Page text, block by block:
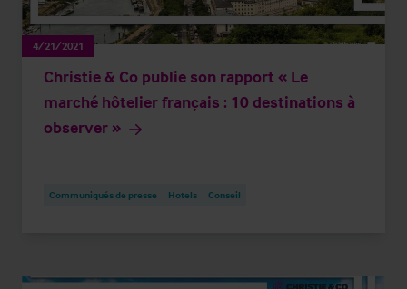
4/21/2021
Christie & Co publie son rapport « Le
marché hôtelier français : 10 destinations à
observer »
Communiqués de presse Hotels Conseil